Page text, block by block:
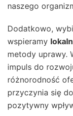
naszego
Dodatkowo,
wspieramy
metody uprawy.
impuls do
różnorodność
przyczynia się
pozytywny